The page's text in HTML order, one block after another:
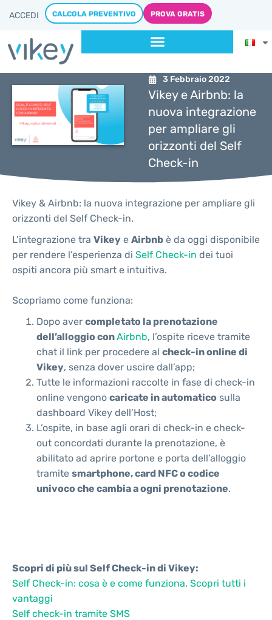
ACCEDI CALCOLA PREVENTIVO PROVA GRATIS
3 Febbraio 2022
Vikey e Airbnb: la
nuova integrazione
per ampliare gli
orizzonti del Self
Check-in
Vikey & Airbnb: la nuova integrazione per ampliare gli
orizzonti del Self Check-in.
L’integrazione tra Vikey e Airbnb è da oggi disponibile
per rendere l’esperienza di Self Check-in dei tuoi
ospiti ancora più smart e intuitiva.
Scopriamo come funziona:
Dopo aver completato la prenotazione
dell’alloggio conAirbnb, l’ospite riceve tramite
chat il link per procedere al check-in online di
Vikey, senza dover uscire dall’app;
Tutte le informazioni raccolte in fase di check-in
online vengono caricate in automatico sulla
dashboard Vikey dell’Host;
L’ospite, in base agli orari di check-in e check-
out concordati durante la prenotazione, è
abilitato ad aprire portone e porta dell’alloggio
tramite smartphone, card NFC o codice
univoco che cambia a ogni prenotazione.
Scopri di più sul Self Check-in di Vikey:
Self Check-in: cosa è e come funziona. Scopri tutti i
vantaggi
Self check-in tramite SMS